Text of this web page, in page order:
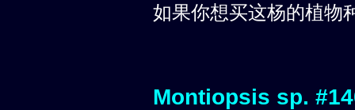
如果你想买这杨的植物
Montiopsis sp.